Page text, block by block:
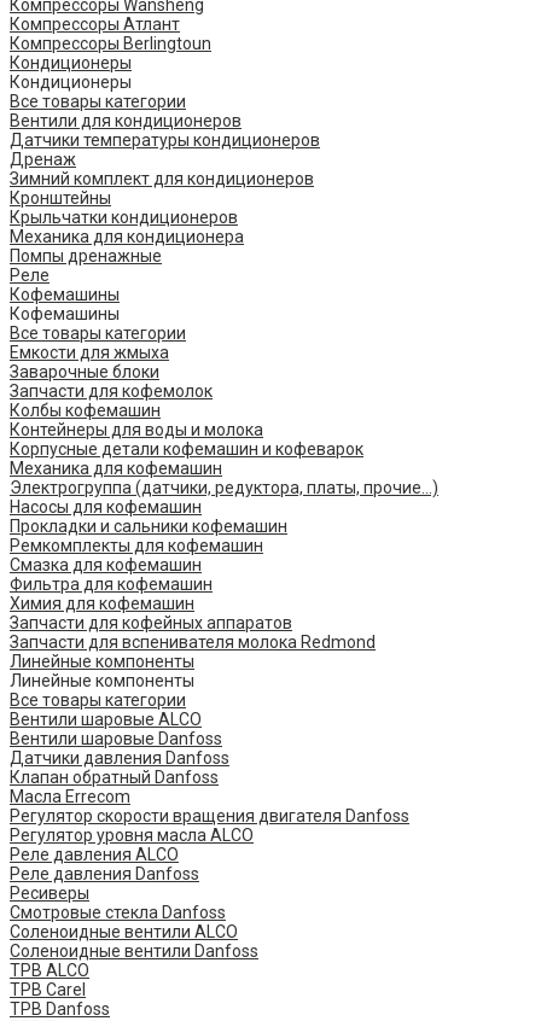
Компрессоры Wansheng
Компрессоры Атлант
Компрессоры Berlingtoun
Кондиционеры
Кондиционеры
Все товары категории
Вентили для кондиционеров
Датчики температуры кондиционеров
Дренаж
Зимний комплект для кондиционеров
Кронштейны
Крыльчатки кондиционеров
Механика для кондиционера
Помпы дренажные
Реле
Кофемашины
Кофемашины
Все товары категории
Емкости для жмыха
Заварочные блоки
Запчасти для кофемолок
Колбы кофемашин
Контейнеры для воды и молока
Корпусные детали кофемашин и кофеварок
Механика для кофемашин
Электрогруппа (датчики, редуктора, платы, прочие...)
Насосы для кофемашин
Прокладки и сальники кофемашин
Ремкомплекты для кофемашин
Смазка для кофемашин
Фильтра для кофемашин
Химия для кофемашин
Запчасти для кофейных аппаратов
Запчасти для вспенивателя молока Redmond
Линейные компоненты
Линейные компоненты
Все товары категории
Вентили шаровые ALCO
Вентили шаровые Danfoss
Датчики давления Danfoss
Клапан обратный Danfoss
Масла Errecom
Регулятор скорости вращения двигателя Danfoss
Регулятор уровня масла ALCO
Реле давления ALCO
Реле давления Danfoss
Ресиверы
Смотровые стекла Danfoss
Соленоидные вентили ALCO
Соленоидные вентили Danfoss
ТРВ ALCO
ТРВ Carel
ТРВ Danfoss